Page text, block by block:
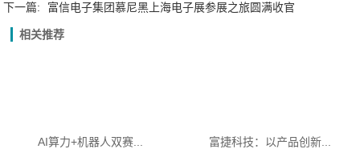
下一篇:
富信电子集团慕尼黑上海电子展参展之旅圆满收官
相关推荐
AI算力+机器人双赛... 富捷科技：以产品创新...